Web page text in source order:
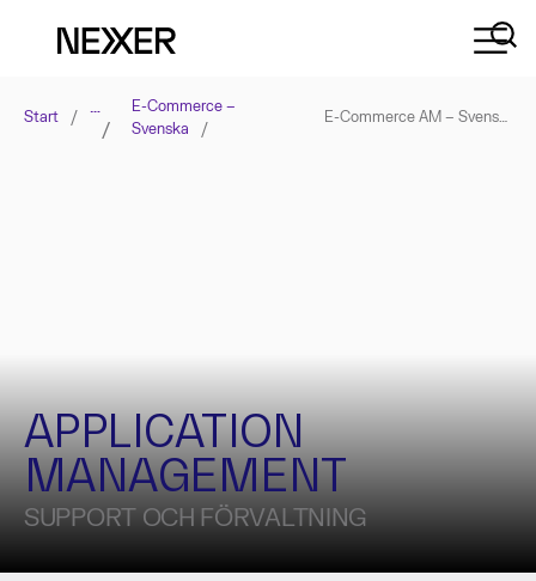
Start /
…
/
E-Commerce –
Svenska
/
E-Commerce AM – Svenska
APPLICATION
MANAGEMENT
SUPPORT OCH FÖRVALTNING